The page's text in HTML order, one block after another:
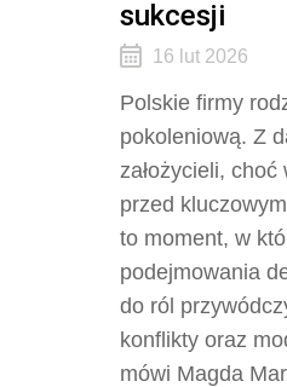
sukcesji
16 lut 2026
Polskie firmy
pokoleniową. Z
założycieli,
przed
to moment, w
podejmowania
do ról
konflikty oraz
mówi Magda